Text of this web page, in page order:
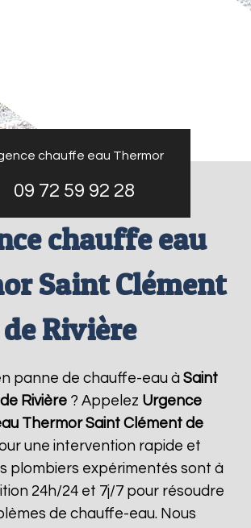
chauffe eau Thermor
09 72 59 92 28
chauffe eau
Saint Clément
de Rivière
panne de chauffe-eau à Saint
Rivière ? Appelez Urgence
Thermor Saint Clément de
une intervention rapide et
plombiers expérimentés sont à
24h/24 et 7j/7 pour résoudre
de chauffe-eau. Nous